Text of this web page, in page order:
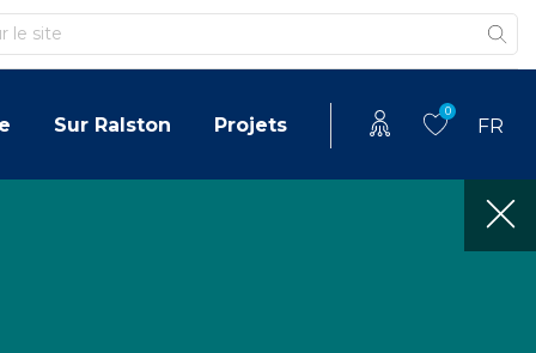
Sur Ralston Projets
0
FR